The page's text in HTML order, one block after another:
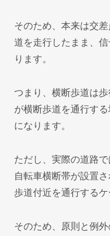
そのため、本来は交
道を走行したまま、
ります。
つまり、横断歩道は
が横断歩道を通行す
になります。
ただし、実際の道路
自転車横断帯が設置
歩道付近を通行するケ
そのため、原則と例